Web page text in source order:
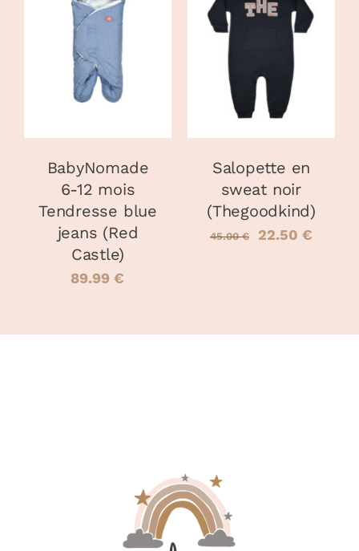
AJOUTER AU
PANIER
DÉTAILS
BabyNomade
6-12 mois
Tendresse blue
jeans (Red
Castle)
89.99€
CHOIX DES
OPTIONS
PRODUIT
PLUSIEURS
PEUVENT
ÊTRE
CHOISIES
SUR
LA
Salopette en
sweat noir
(Thegoodkind)
45.00€
Le
45.00 €.
22.50 €
22.50